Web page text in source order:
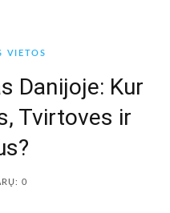
VIETOS
Danijoje: Kur
Tvirtoves ir
0